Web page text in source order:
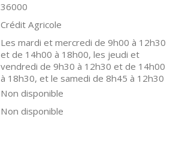
36000
Crédit Agricole
Les mardi et mercredi de 9h00 à 12h30
et de 14h00 à 18h00, les jeudi et
vendredi de 9h30 à 12h30 et de 14h00
à 18h30, et le samedi de 8h45 à 12h30
Non disponible
Non disponible